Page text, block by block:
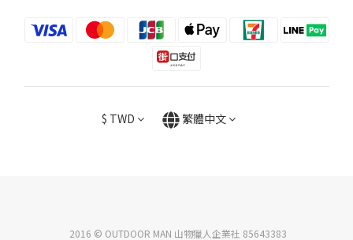
$ TWD 繁體中文
2016 © OUTDOOR MAN 山物獵人企業社 85643383